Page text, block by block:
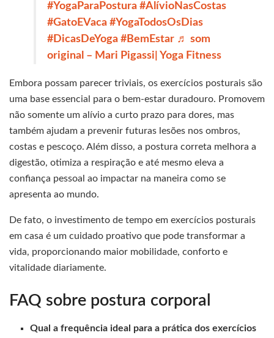
#YogaParaPostura #AlívioNasCostas
#GatoEVaca #YogaTodosOsDias
#DicasDeYoga #BemEstar ♬ som
original – Mari Pigassi| Yoga Fitness
Embora possam parecer triviais, os exercícios posturais são
uma base essencial para o bem-estar duradouro. Promovem
não somente um alívio a curto prazo para dores, mas
também ajudam a prevenir futuras lesões nos ombros,
costas e pescoço. Além disso, a postura correta melhora a
digestão, otimiza a respiração e até mesmo eleva a
confiança pessoal ao impactar na maneira como se
apresenta ao mundo.
De fato, o investimento de tempo em exercícios posturais
em casa é um cuidado proativo que pode transformar a
vida, proporcionando maior mobilidade, conforto e
vitalidade diariamente.
FAQ sobre postura corporal
Qual a frequência ideal para a prática dos exercícios